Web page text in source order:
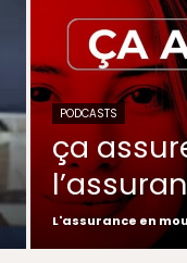
PODCASTS
ça
L'assurance en